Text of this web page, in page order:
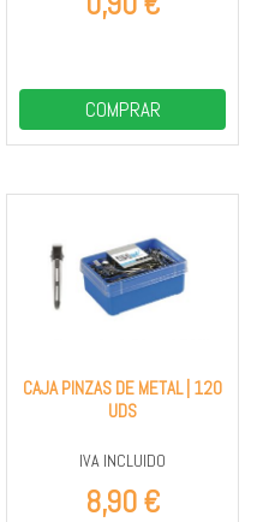
COMPRAR
CAJA PINZAS DE METAL | 120
UDS
IVA INCLUIDO
8,90 €